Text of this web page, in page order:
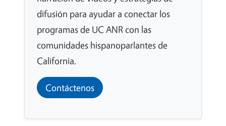
difusión para ayudar a conectar los
programas de UC ANR con las
comunidades hispanoparlantes de
California.
Contáctenos